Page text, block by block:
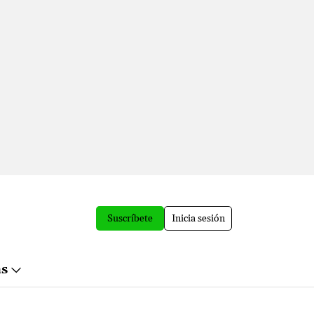
Suscríbete Inicia sesión